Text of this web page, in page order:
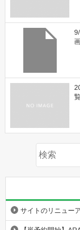
サイトのリニュー